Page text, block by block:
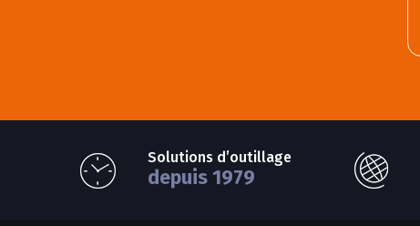
Solutions d’outillage
depuis 1979